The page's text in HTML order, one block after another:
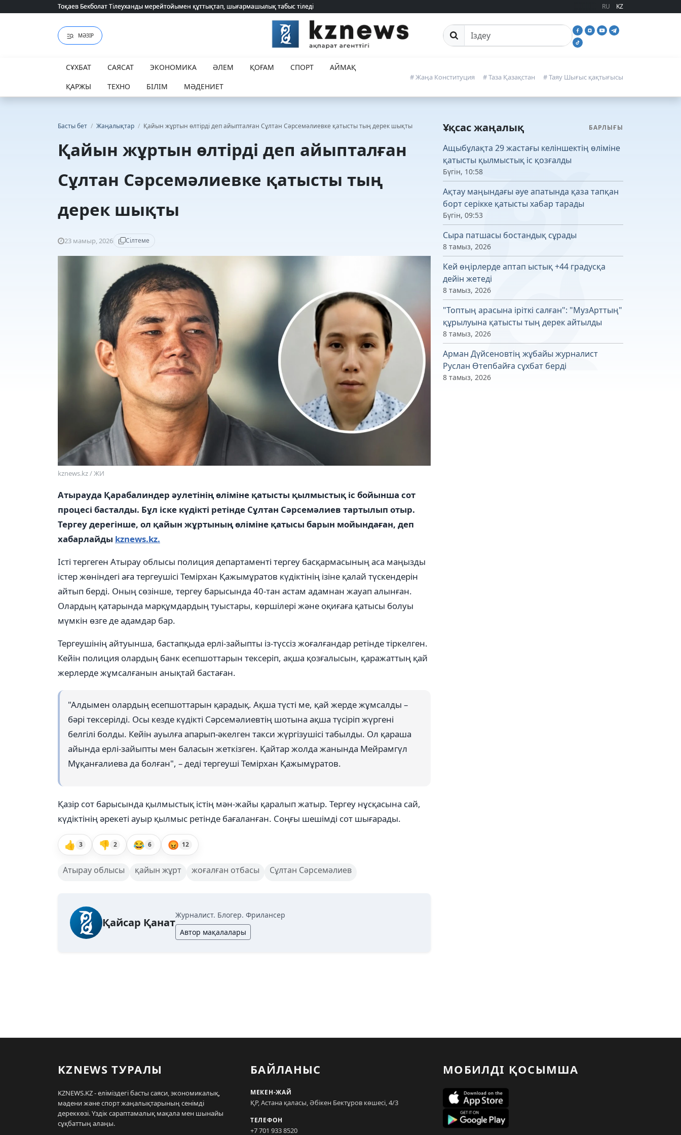
Тоқаев Бекболат Тілеуханды мерейтойымен құттықтап, шығармашылық табыс тіледі
Тоқаев Бекболат Тілеуханды мерейтойымен құттықтап, шығармашылық табыс тіледі RU KZ
МӘЗІР Сайттан іздеу
СҰХБАТ САЯСАТ ЭКОНОМИКА ӘЛЕМ ҚОҒАМ СПОРТ
АЙМАҚ
ҚАРЖЫ
ТЕХНО БІЛІМ МӘДЕНИЕТ
# Жаңа Конституция # Таза Қазақстан # Таяу Шығыс қақтығысы
Басты бет / Жаңалықтар / Қайын жұртын өлтірді деп айыпталған Сұлтан Сәрсемәлиевке қатысты тың дерек шықты
Қайын жұртын өлтірді деп айыпталған
Сұлтан Сәрсемәлиевке қатысты тың
дерек шықты
23 мамыр, 2026 Сілтеме
kznews.kz / ЖИ
Атырауда Қарабалиндер әулетінің өліміне қатысты қылмыстық іс бойынша сот
процесі басталды. Бұл іске күдікті ретінде Сұлтан Сәрсемәлиев тартылып отыр.
Тергеу дерегінше, ол қайын жұртының өліміне қатысы барын мойындаған, деп
хабарлайды kznews.kz.
Істі тергеген Атырау облысы полиция департаменті тергеу басқармасының аса маңызды
істер жөніндегі аға тергеушісі Темірхан Қажымұратов күдіктінің ізіне қалай түскендерін
айтып берді. Оның сөзінше, тергеу барысында 40-тан астам адамнан жауап алынған.
Олардың қатарында марқұмдардың туыстары, көршілері және оқиғаға қатысы болуы
мүмкін өзге де адамдар бар.
Тергеушінің айтуынша, бастапқыда ерлі-зайыпты із-түссіз жоғалғандар ретінде тіркелген.
Кейін полиция олардың банк есепшоттарын тексеріп, ақша қозғалысын, қаражаттың қай
жерлерде жұмсалғанын анықтай бастаған.
"Алдымен олардың есепшоттарын қарадық. Ақша түсті ме, қай жерде жұмсалды –
бәрі тексерілді. Осы кезде күдікті Сәрсемәлиевтің шотына ақша түсіріп жүргені
белгілі болды. Кейін ауылға апарып-әкелген такси жүргізушісі табылды. Ол қараша
айында ерлі-зайыпты мен баласын жеткізген. Қайтар жолда жанында Мейрамгүл
Мұқанғалиева да болған", – деді тергеуші Темірхан Қажымұратов.
Қазір сот барысында қылмыстық істің мән-жайы қаралып жатыр. Тергеу нұсқасына сай,
күдіктінің әрекеті ауыр қылмыс ретінде бағаланған. Соңғы шешімді сот шығарады.
👍 3 👎 2 😂 6 😡 12
Атырау облысы қайын жұрт жоғалған отбасы Сұлтан Сәрсемәлиев
Қайсар Қанат
Журналист. Блогер. Фрилансер
Автор мақалалары
Ұқсас жаңалық БАРЛЫҒЫ
Ащыбұлақта 29 жастағы келіншектің өліміне
қатысты қылмыстық іс қозғалды
Бүгін, 10:58
Ақтау маңындағы әуе апатында қаза тапқан
борт серікке қатысты хабар тарады
Бүгін, 09:53
Сыра патшасы бостандық сұрады
8 тамыз, 2026
Кей өңірлерде аптап ыстық +44 градусқа
дейін жетеді
8 тамыз, 2026
"Топтың арасына іріткі салған": "МузАрттың"
құрылуына қатысты тың дерек айтылды
8 тамыз, 2026
Арман Дүйсеновтің жұбайы журналист
Руслан Өтепбайға сұхбат берді
8 тамыз, 2026
KZNEWS ТУРАЛЫ
KZNEWS.KZ - еліміздегі басты саяси, экономикалық,
мәдени және спорт жаңалықтарының сенімді
дереккөзі. Үздік сараптамалық мақала мен шынайы
сұқбаттың алаңы.
БАЙЛАНЫС
МЕКЕН-ЖАЙ
ҚР, Астана қаласы, Әбікен Бектұров көшесі, 4/3
ТЕЛЕФОН
+7 701 933 8520
МОБИЛДІ ҚОСЫМША